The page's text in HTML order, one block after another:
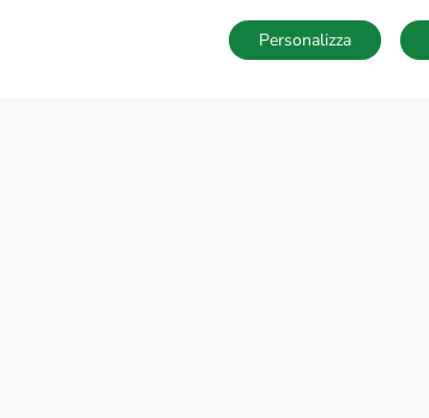
Personalizza